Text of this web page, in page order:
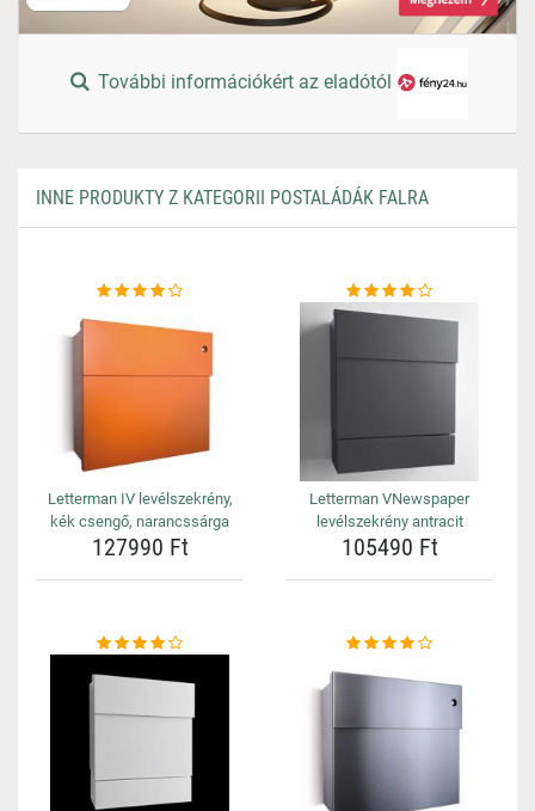
További információkért az eladótól
INNE PRODUKTY Z KATEGORII POSTALÁDÁK FALRA
Letterman IV levélszekrény,
kék csengő, narancssárga
127990 Ft
Letterman VNewspaper
levélszekrény antracit
105490 Ft